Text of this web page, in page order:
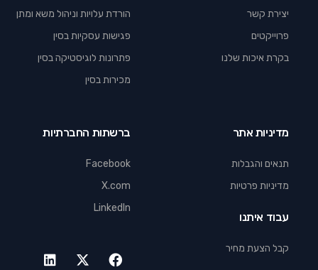
יצירת קשר
פרוייקטים
בקרת איכות שלנו
הורדת עלויות וניהול משא ומתן
פגישות עסקיות בסין
פתרונות לוגיסטיקה בסין
מכירות בסין
מדיניות אתר
תנאים והגבלות
מדיניות פרטיות
עבוד איתנו
קבל הצעת מחיר
ברשתות החברתיות
Facebook
X.com
LinkedIn